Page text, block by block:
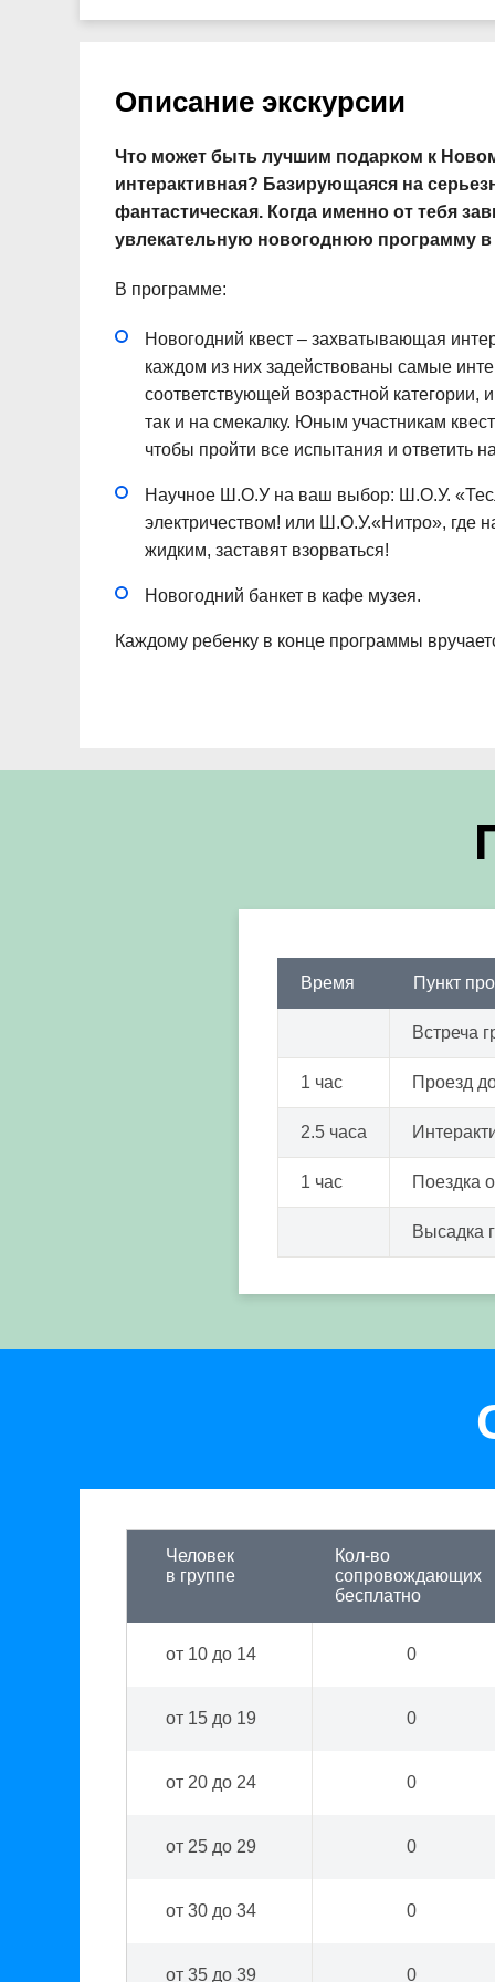
Описание экскурсии
Что может быть лучшим подарком к
интерактивная? Базирующаяся на
фантастическая. Когда именно от тебя
увлекательную новогоднюю программу
В программе:
Новогодний квест – захватывающая
каждом из них задействованы самые
соответствующей возрастной категории,
так и на смекалку. Юным участникам
чтобы пройти все испытания и ответить
Научное Ш.О.У на ваш выбор: Ш.О.У.
электричеством! или Ш.О.У.«Нитро», где
жидким, заставят взорваться!
Новогодний банкет в кафе музея.
Каждому ребенку в конце программы
Время Пункт
Встреча
1 час Проезд
2.5 часа
1 час Поездка
Высадка
Человек
в группе
Кол-во
сопровождающих
бесплатно
от 10 до 14 0
от 15 до 19 0
от 20 до 24 0
от 25 до 29 0
от 30 до 34 0
от 35 до 39 0